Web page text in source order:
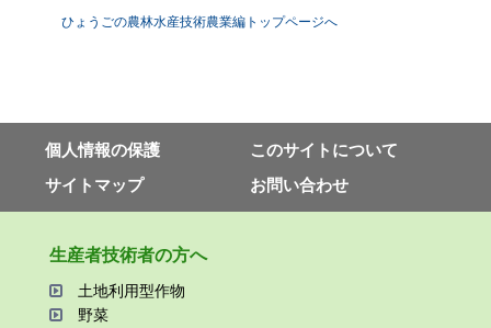
ひょうごの農林水産技術農業編トップページへ
個⼈情報の保護
このサイトについて
サイトマップ
お問い合わせ
⽣産者技術者の⽅へ
⼟地利⽤型作物
野菜